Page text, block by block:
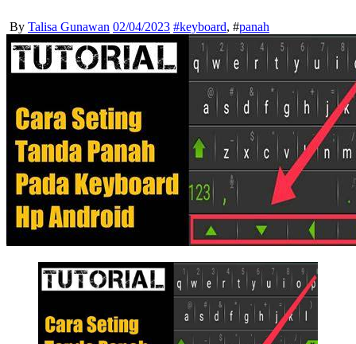
By Talisa Gunawan 02/04/2023 #keyboard, #panah